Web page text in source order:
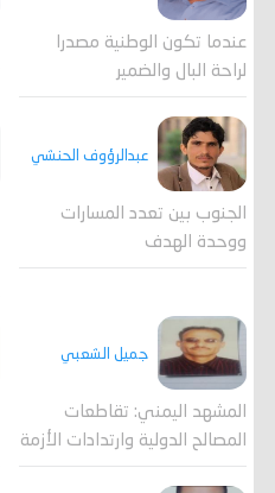
عندما تكون الوطنية مصدرا
لراحة البال والضمير
عبدالرؤوف الحنشي
الجنوب بين تعدد المسارات
ووحدة الهدف
جميل الشعبي
المشهد اليمني: تقاطعات
المصالح الدولية وارتدادات الأزمة